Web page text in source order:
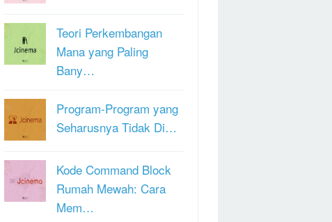
Teori Perkembangan
Mana yang Paling
Bany…
Program-Program yang
Seharusnya Tidak Di…
Kode Command Block
Rumah Mewah: Cara
Mem…